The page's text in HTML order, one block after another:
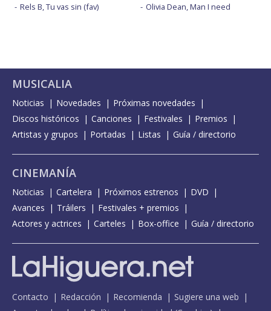
Rels B, Tu vas sin (fav) Olivia Dean, Man I need
MUSICALIA
Noticias Novedades
Próximas novedades
Discos históricos
Canciones Festivales
Premios
Artistas y grupos
Portadas Listas Guía / directorio
CINEMANÍA
Noticias Cartelera Próximos estrenos
DVD
Avances
Tráilers
Festivales + premios
Actores y actrices
Carteles Box-office Guía / directorio
Contacto Redacción Recomienda
Sugiere una web